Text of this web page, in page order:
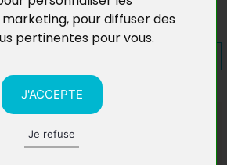
, pour diffuser des
pertinentes pour vous.
J'ACCEPTE
Je refuse